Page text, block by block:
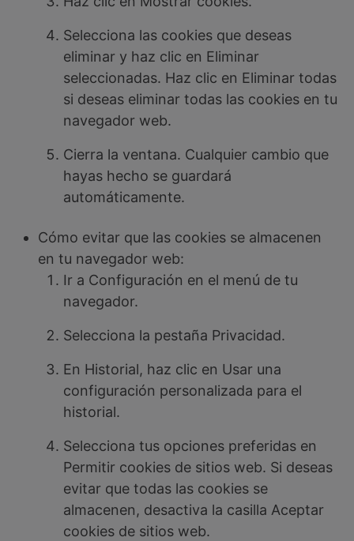
Selecciona las cookies que deseas
eliminar y haz clic en Eliminar
seleccionadas. Haz clic en Eliminar todas
si deseas eliminar todas las cookies en tu
navegador web.
Cierra la ventana. Cualquier cambio que
hayas hecho se guardará
automáticamente.
Cómo evitar que las cookies se almacenen
en tu navegador web:
Ir a Configuración en el menú de tu
navegador.
Selecciona la pestaña Privacidad.
En Historial, haz clic en Usar una
configuración personalizada para el
historial.
Selecciona tus opciones preferidas en
Permitir cookies de sitios web. Si deseas
evitar que todas las cookies se
almacenen, desactiva la casilla Aceptar
cookies de sitios web.